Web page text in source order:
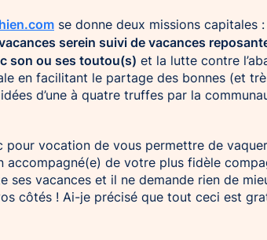
se donne deux missions capitales :
serein suivi de vacances
son ou ses toutou(s) et la lutte contre
en facilitant le partage des bonnes (et
d’une à quatre truffes par la
pour vocation de vous permettre de
accompagné(e) de votre plus fidèle
ses vacances et il ne demande rien de
côtés ! Ai-je précisé que tout ceci est